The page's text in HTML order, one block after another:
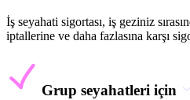
İş seyahati sigortası, iş geziniz
iptallerine ve daha fazlasına karşı
Grup seyahatleri için